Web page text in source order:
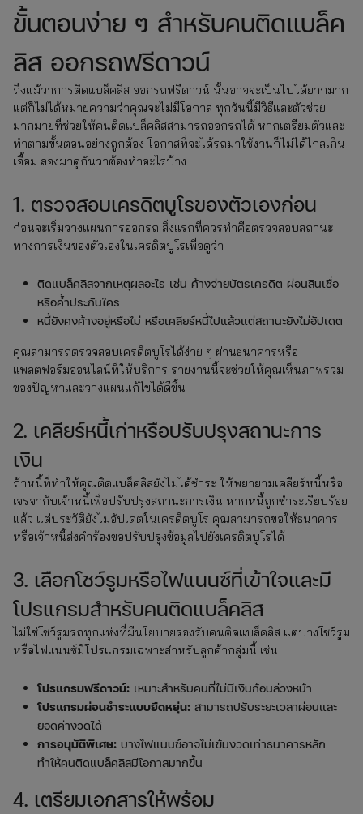
ขั้นตอนง่าย ๆ สำหรับคนติดแบล็ค
ลิส ออกรถฟรีดาวน์
ถึงแม้ว่าการติดแบล็คลิส ออกรถฟรีดาวน์ นั้นอาจจะเป็นไปได้ยากมาก
แต่ก็ไม่ได้หมายความว่าคุณจะไม่มีโอกาส ทุกวันนี้มีวิธีและตัวช่วย
มากมายที่ช่วยให้คนติดแบล็คลิสสามารถออกรถได้ หากเตรียมตัวและ
ทำตามขั้นตอนอย่างถูกต้อง โอกาสที่จะได้รถมาใช้งานก็ไม่ได้ไกลเกิน
เอื้อม ลองมาดูกันว่าต้องทำอะไรบ้าง
1. ตรวจสอบเครดิตบูโรของตัวเองก่อน
ก่อนจะเริ่มวางแผนการออกรถ สิ่งแรกที่ควรทำคือตรวจสอบสถานะ
ทางการเงินของตัวเองในเครดิตบูโรเพื่อดูว่า
ติดแบล็คลิสจากเหตุผลอะไร เช่น ค้างจ่ายบัตรเครดิต ผ่อนสินเชื่อ
หรือค้ำประกันใคร
หนี้ยังคงค้างอยู่หรือไม่ หรือเคลียร์หนี้ไปแล้วแต่สถานะยังไม่อัปเดต
คุณสามารถตรวจสอบเครดิตบูโรได้ง่าย ๆ ผ่านธนาคารหรือ
แพลตฟอร์มออนไลน์ที่ให้บริการ รายงานนี้จะช่วยให้คุณเห็นภาพรวม
ของปัญหาและวางแผนแก้ไขได้ดีขึ้น
2. เคลียร์หนี้เก่าหรือปรับปรุงสถานะการ
เงิน
ถ้าหนี้ที่ทำให้คุณติดแบล็คลิสยังไม่ได้ชำระ ให้พยายามเคลียร์หนี้หรือ
เจรจากับเจ้าหนี้เพื่อปรับปรุงสถานะการเงิน หากหนี้ถูกชำระเรียบร้อย
แล้ว แต่ประวัติยังไม่อัปเดตในเครดิตบูโร คุณสามารถขอให้ธนาคาร
หรือเจ้าหนี้ส่งคำร้องขอปรับปรุงข้อมูลไปยังเครดิตบูโรได้
3. เลือกโชว์รูมหรือไฟแนนซ์ที่เข้าใจและมี
โปรแกรมสำหรับคนติดแบล็คลิส
ไม่ใช่โชว์รูมรถทุกแห่งที่มีนโยบายรองรับคนติดแบล็คลิส แต่บางโชว์รูม
หรือไฟแนนซ์มีโปรแกรมเฉพาะสำหรับลูกค้ากลุ่มนี้ เช่น
โปรแกรมฟรีดาวน์: เหมาะสำหรับคนที่ไม่มีเงินก้อนล่วงหน้า
โปรแกรมผ่อนชำระแบบยืดหยุ่น: สามารถปรับระยะเวลาผ่อนและ
ยอดค่างวดได้
การอนุมัติพิเศษ: บางไฟแนนซ์อาจไม่เข้มงวดเท่าธนาคารหลัก
ทำให้คนติดแบล็คลิสมีโอกาสมากขึ้น
4. เตรียมเอกสารให้พร้อม